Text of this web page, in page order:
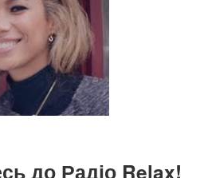
до Радіо Relax!